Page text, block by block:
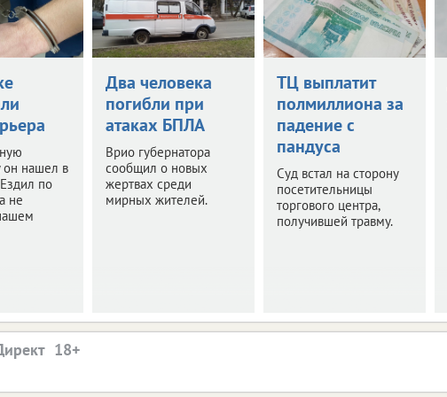
он нашел в
по
не
Два человека
погибли при
атаках БПЛА
Врио губернатора
сообщил о новых
жертвах среди
мирных жителей.
ТЦ выплатит
полмиллиона за
падение с
пандуса
Суд встал на сторону
посетительницы
торгового центра,
получившей травму.